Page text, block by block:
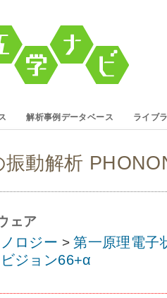
解析事例データベース ライブ
振動解析
ェア
ロジー >第一原理電子
ジョン66+α